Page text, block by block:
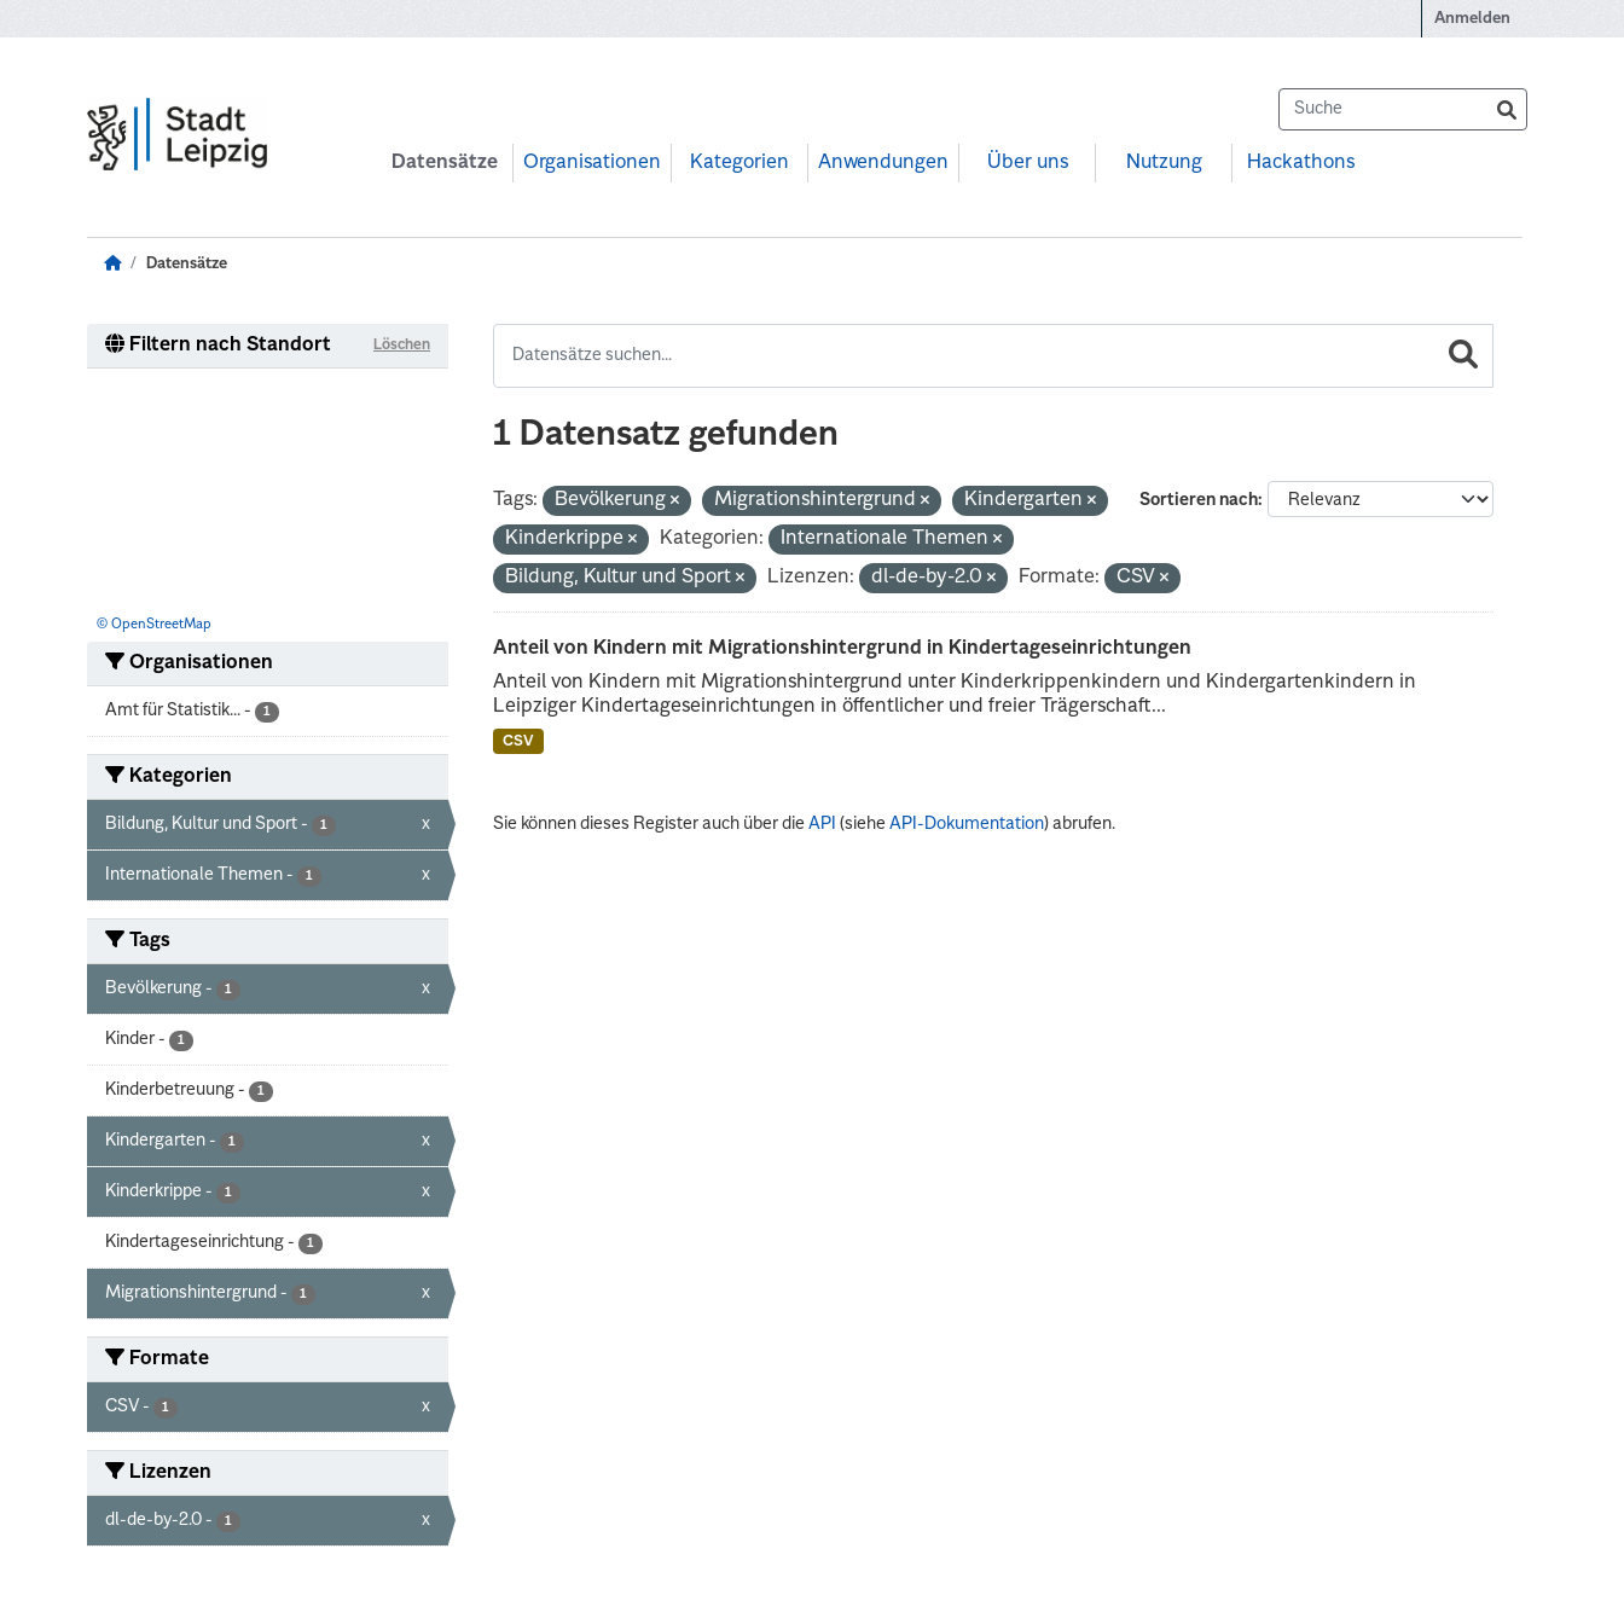
Anmelden
Datensätze Organisationen Kategorien Anwendungen Über uns Nutzung Hackathons
Datensätze
Filtern nach Standort Löschen
© OpenStreetMap
Organisationen
Amt für Statistik... - 1
Kategorien
Bildung, Kultur und Sport - 1 x
Internationale Themen - 1 x
Tags
Bevölkerung - 1 x
Kinder - 1
Kinderbetreuung - 1
Kindergarten - 1 x
Kinderkrippe - 1 x
Kindertageseinrichtung - 1
Migrationshintergrund - 1 x
Formate
CSV - 1 x
Lizenzen
dl-de-by-2.0 - 1 x
1 Datensatz gefunden
Sortieren nach
Tags: Bevölkerung Migrationshintergrund
Kindergarten
Kinderkrippe
Kategorien:
Internationale Themen
Bildung, Kultur und Sport
Lizenzen: dl-de-by-2.0 Formate: CSV
Anteil von Kindern mit Migrationshintergrund in Kindertageseinrichtungen
Anteil von Kindern mit Migrationshintergrund unter Kinderkrippenkindern und Kindergartenkindern in
Leipziger Kindertageseinrichtungen in öffentlicher und freier Trägerschaft...
CSV
Sie können dieses Register auch über dieAPI (sieheAPI-Dokumentation) abrufen.